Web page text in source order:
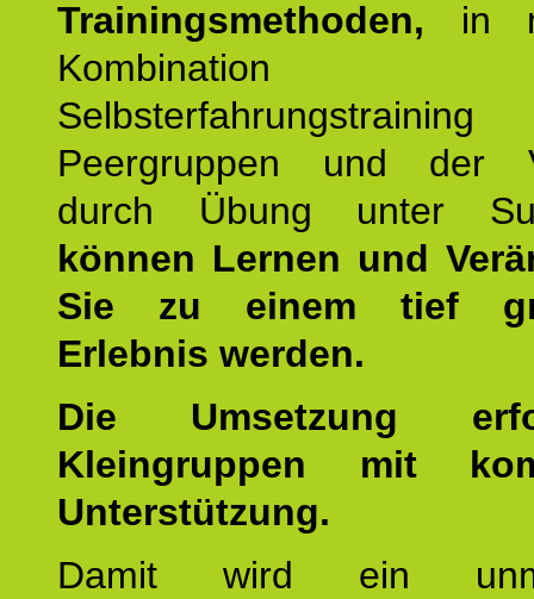
Trainingsmethoden, in
Peergruppen und der
durch Übung unter
können Lernen und
Sie zu einem tief
Erlebnis werden.
Die Umsetzung
Kleingruppen mit
Unterstützung.
Damit wird ein